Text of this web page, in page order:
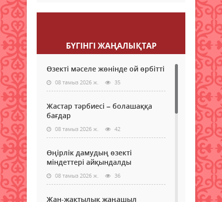
БҮГІНГI ЖАҢАЛЫҚТАР
Өзекті мәселе жөнінде ой өрбітті
08 тамыз 2026 ж. 35
Жастар тәрбиесі – болашаққа
бағдар
08 тамыз 2026 ж. 42
Өңірлік дамудың өзекті
міндеттері айқындалды
08 тамыз 2026 ж. 36
Жан-жақтылық жаңашыл